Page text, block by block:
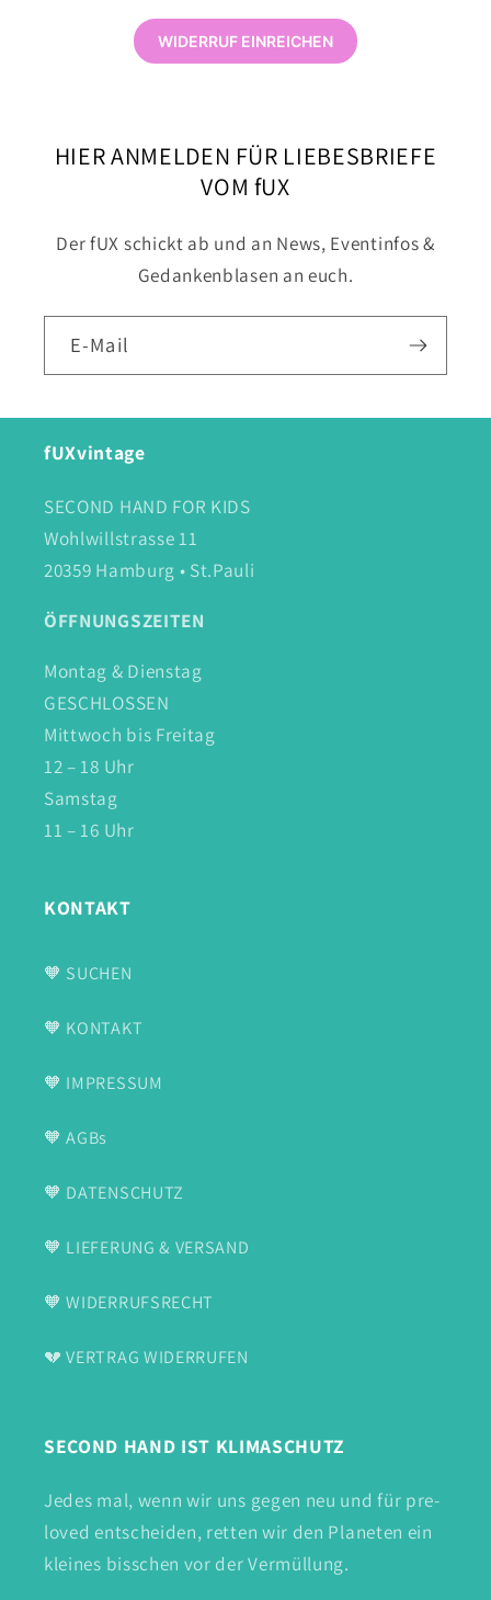
WIDERRUF EINREICHEN
HIER ANMELDEN FÜR LIEBESBRIEFE
VOM fUX
Der fUX schickt ab und an News, Eventinfos &
Gedankenblasen an euch.
E-Mail
fUXvintage
SECOND HAND FOR KIDS
Wohlwillstrasse 11
20359 Hamburg • St.Pauli
ÖFFNUNGSZEITEN
Montag & Dienstag
GESCHLOSSEN
Mittwoch bis Freitag
12 – 18 Uhr
Samstag
11 – 16 Uhr
KONTAKT
🧡 SUCHEN
🧡 KONTAKT
🧡 IMPRESSUM
🧡 AGBs
🧡 DATENSCHUTZ
🧡 LIEFERUNG & VERSAND
🧡 WIDERRUFSRECHT
💔 VERTRAG WIDERRUFEN
SECOND HAND IST KLIMASCHUTZ
Jedes mal, wenn wir uns gegen neu und für pre-
loved entscheiden, retten wir den Planeten ein
kleines bisschen vor der Vermüllung.